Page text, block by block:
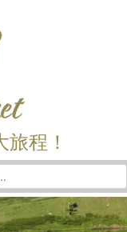
程！